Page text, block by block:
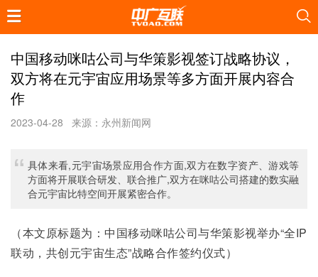
中国移动咪咕公司与华策影视签订战略协议，
双方将在元宇宙应用场景等多方面开展内容合
作
2023-04-28 来源：永州新闻网
具体来看,元宇宙场景应用合作方面,双方在数字资产、游戏等
方面将开展联合研发、联合推广,双方在咪咕公司搭建的数实融
合元宇宙比特空间开展紧密合作。
（本文原标题为：中国移动咪咕公司与华策影视举办“全IP
联动，共创元宇宙生态”战略合作签约仪式）